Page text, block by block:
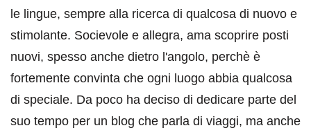
le lingue, sempre alla ricerca di qualcosa di nuovo e
stimolante. Socievole e allegra, ama scoprire posti
nuovi, spesso anche dietro l'angolo, perchè è
fortemente convinta che ogni luogo abbia qualcosa
di speciale. Da poco ha deciso di dedicare parte del
suo tempo per un blog che parla di viaggi, ma anche